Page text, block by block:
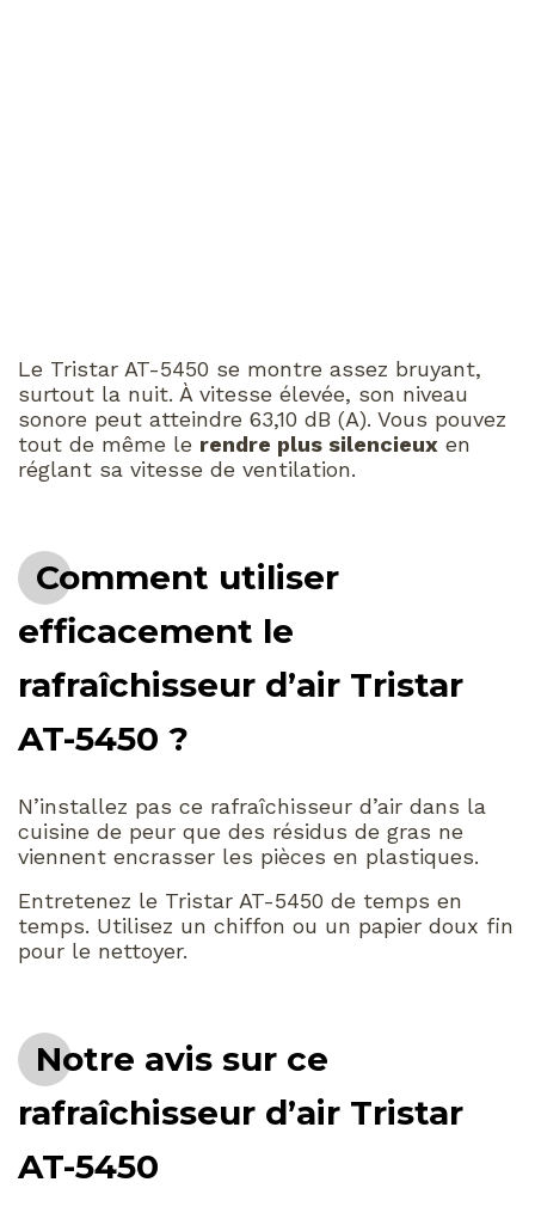
Le Tristar AT-5450 se montre assez bruyant,
surtout la nuit. À vitesse élevée, son niveau
sonore peut atteindre 63,10 dB (A). Vous pouvez
tout de même le rendre plus silencieux en
réglant sa vitesse de ventilation.
Comment utiliser
efficacement le
rafraîchisseur d’air Tristar
AT-5450 ?
N’installez pas ce rafraîchisseur d’air dans la
cuisine de peur que des résidus de gras ne
viennent encrasser les pièces en plastiques.
Entretenez le Tristar AT-5450 de temps en
temps. Utilisez un chiffon ou un papier doux fin
pour le nettoyer.
Notre avis sur ce
rafraîchisseur d’air Tristar
AT-5450